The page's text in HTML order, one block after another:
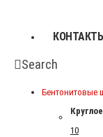
Search
Бентонитовые
10